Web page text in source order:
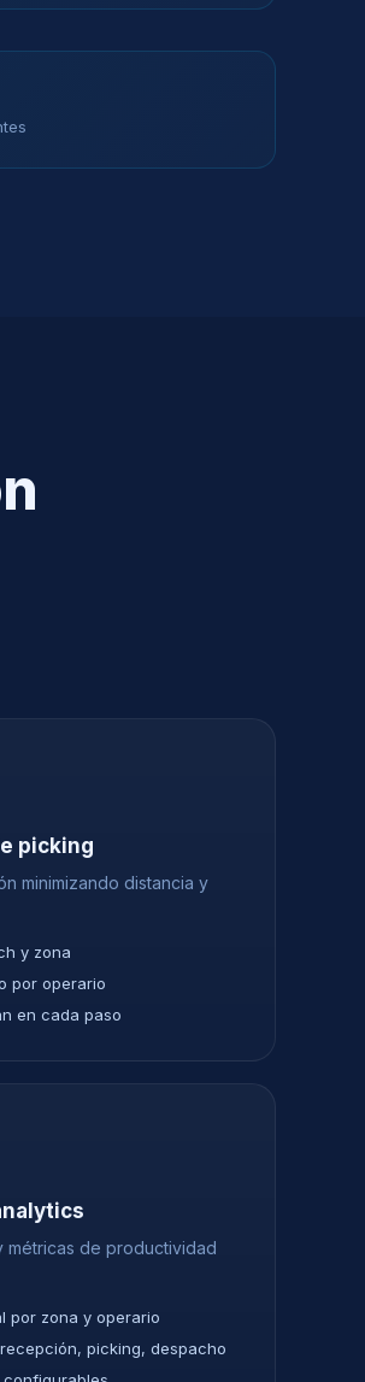
picking
minimizando distancia y
y zona
por operario
en cada paso
métricas de productividad
por zona y operario
picking, despacho